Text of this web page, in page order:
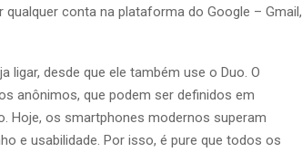
conta na plataforma do Google – Gmail,
desde que ele também use o Duo. O
anônimos, que podem ser definidos em
Hoje, os smartphones modernos superam
e usabilidade. Por isso, é pure que todos os